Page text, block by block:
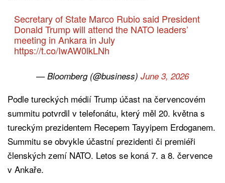
Secretary of State Marco Rubio said President
Donald Trump will attend the NATO leaders’
meeting in Ankara in July
https://t.co/IwAW0lkLNh
— Bloomberg (@business) June 3, 2026
Podle tureckých médií Trump účast na červencovém
summitu potvrdil v telefonátu, který měl 20. května s
tureckým prezidentem Recepem Tayyipem Erdoganem.
Summitu se obvykle účastní prezidenti či premiéři
členských zemí NATO. Letos se koná 7. a 8. července
v Ankaře.